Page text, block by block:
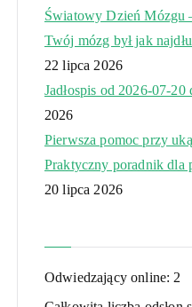
Światowy Dzień Mózgu
Twój mózg był jak
22 lipca 2026
Jadłospis od 2026-07-20
2026
Pierwsza pomoc przy
Praktyczny poradnik dla
20 lipca 2026
Odwiedzający online: 2